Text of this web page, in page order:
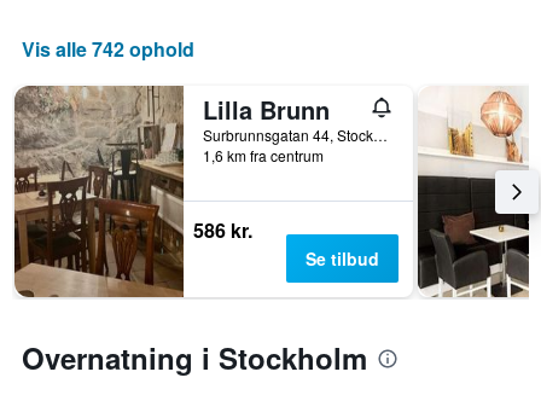
Vis alle 742 ophold
Lilla Brunn
Surbrunnsgatan 44, Stockholm, Stockholms län, Sverige
1,6 km fra centrum
586 kr.
Se tilbud
Overnatning i Stockholm